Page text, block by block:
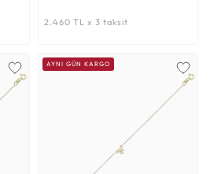
2.460 TL x 3 taksit
AYNI GÜN KARGO